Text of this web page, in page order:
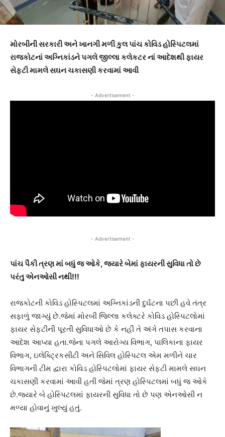
મોરબીની સરકારી અને ખાનગી મળી કુલ પાંચ કોવિડ હોસ્પિટલમાં
રાજકોટનાં અગ્નિકાંડને પગલે જીલ્લા કલેકટર નાં આદેશથી ફાયર
સેફ્ટી મામલે સઘન ચકાસણી કરવામાં આવી
- Advertisement -
- Advertisement -
પાંચ પૈકી ત્રણ માં બધું જ ઓકે, જ્યારે બેમાં ફાયરની સુવિધા તો છે
પરંતુ એનઓસી નથી!!!
રાજકોટની કોવિડ હોસ્પિટલમાં અગ્નિકાંડની દુર્ઘટના પછી હવે તંત્ર
સફાળું જાગ્યું છે.જેમાં મોરબી જિલ્લા કલેક્ટરે કોવિડ હોસ્પિટલોમાં
ફાયર સેફટીની પૂરતી સુવિધાઓ છે કે નહીં તે અંગે તપાસ કરવાના
આદેશ આપ્યા હતા.જેના પગલે આરોગ્ય વિભાગ, પાલિકાના ફાયર
વિભાગ, ઇલેક્ટ્રિકસીટી અને સિવિલ હોસ્પિટલ એમ મળીને ચાર
વિભાગની ટીમ દ્વારા કોવિડ હોસ્પિટલોમાં ફાયર સેફટી મામલે સઘન
ચકાસણી કરવામાં આવી હતી જેમાં ત્રણ હોસ્પિટલમાં બધું જ ઓકે
છે.જ્યારે બે હોસ્પિટલમાં ફાયરની સુવિધા તો છે પણ એનઓસી ન
મળ્યા હોવાનું ખુલ્યું હતું.